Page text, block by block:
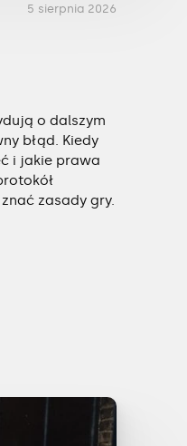
5 sierpnia 2026
o dalszym
błąd. Kiedy
i jakie prawa
zasady gry.